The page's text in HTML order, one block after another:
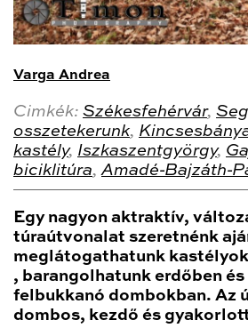
Varga Andrea
Cimkék: Székesfehérvár,
osszetekerunk,
kastély, Iszkaszentgyörgy,
biciklitúra,Amadé-Bajzáth-
Egy nagyon aktraktív,
túraútvonalat szeretnénk
meglátogathatunk
, barangolhatunk erdőben
felbukkanó dombokban. Az
dombos, kezdő és